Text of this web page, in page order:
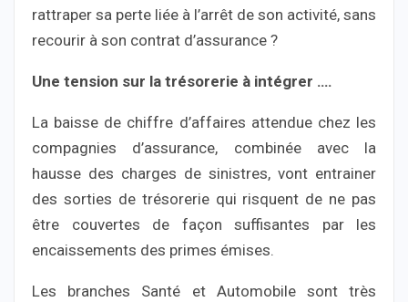
rattraper sa perte liée à l’arrêt de son activité, sans
recourir à son contrat d’assurance ?
Une tension sur la trésorerie à intégrer ….
La baisse de chiffre d’affaires attendue chez les
compagnies d’assurance, combinée avec la
hausse des charges de sinistres, vont entrainer
des sorties de trésorerie qui risquent de ne pas
être couvertes de façon suffisantes par les
encaissements des primes émises.
Les branches Santé et Automobile sont très